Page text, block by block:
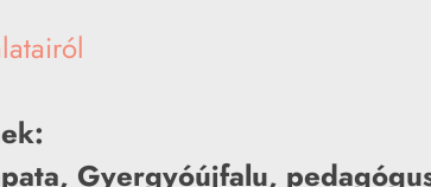
Gyergyóújfalu,